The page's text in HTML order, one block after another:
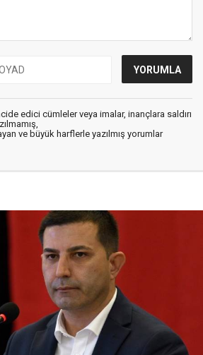
edici cümleler veya imalar, inançlara saldırı
ve büyük harflerle yazılmış yorumlar